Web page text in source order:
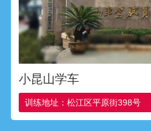
小昆山学车
训练地址：松江区平原街398号